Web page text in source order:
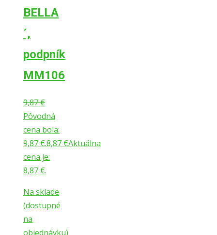
BELLA
´,
podpník
MM106
9,87€
Pôvodná
cena bola:
9,87 €.8,87 €Aktuálna
cena je:
8,87 €.
Na sklade
(dostupné
na
objednávku)